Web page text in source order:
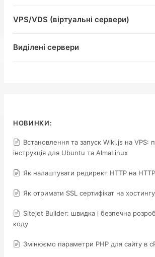
VPS/VDS (віртуальні сервери)
Виділені сервери
НОВИНКИ:
Встановлення та запуск Wiki.js на VPS:
інструкція для Ubuntu та AlmaLinux
Як налаштувати редирект HTTP на
Як отримати SSL сертифікат на
Sitejet Builder: швидка і безпечна
коду
Змінюємо параметри PHP для сайту в